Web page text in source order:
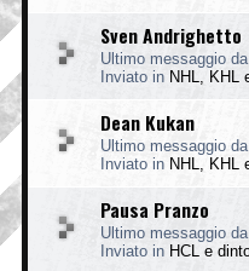
Sven Andrighetto
Ultimo messaggio da
Inviato in NHL, KHL
Dean Kukan
Ultimo messaggio da
Inviato in NHL, KHL
Pausa Pranzo
Ultimo messaggio da
Inviato in HCL e